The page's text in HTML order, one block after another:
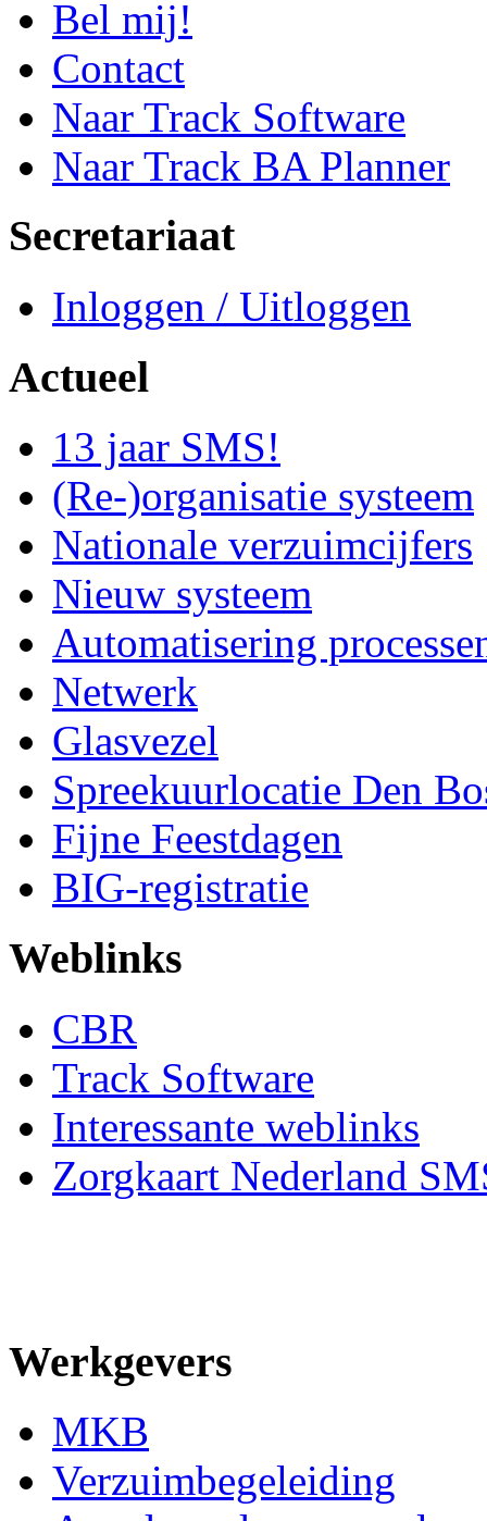
Bel mij!
Contact
Naar Track Software
Naar Track BA Planner
Secretariaat
Inloggen / Uitloggen
Actueel
13 jaar SMS!
(Re-)organisatie systeem
Nationale verzuimcijfers
Nieuw systeem
Automatisering
Netwerk
Glasvezel
Spreekuurlocatie Den
Fijne Feestdagen
BIG-registratie
Weblinks
CBR
Track Software
Interessante weblinks
Zorgkaart Nederland
Werkgevers
MKB
Verzuimbegeleiding